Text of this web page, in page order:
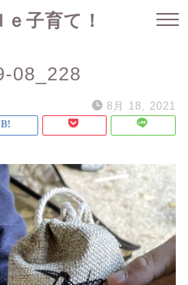
子育て！
08_228
8月 18, 2021